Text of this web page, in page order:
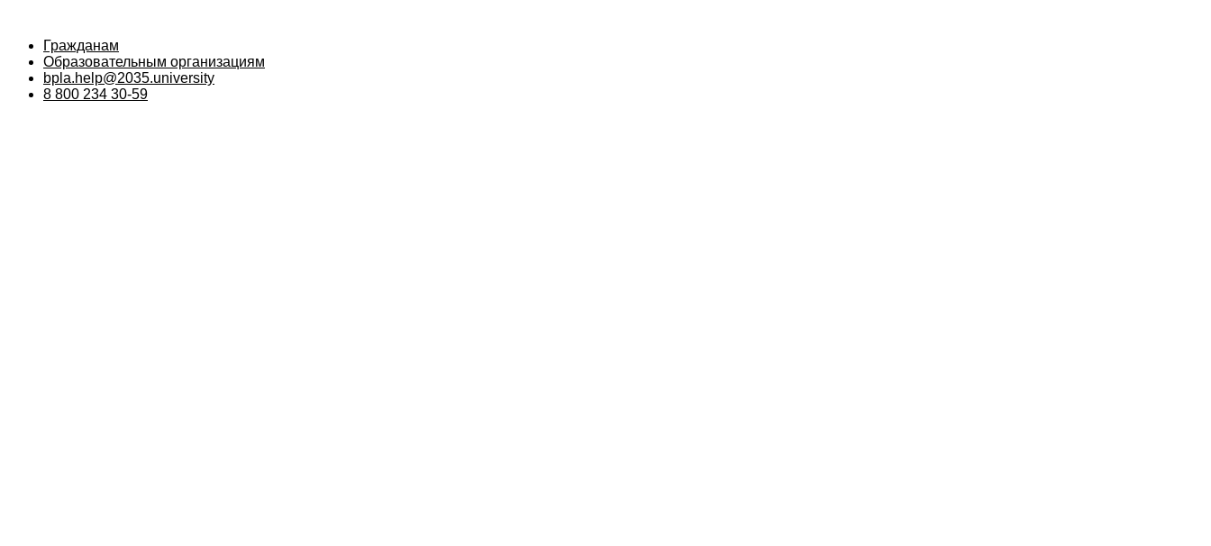
Гражданам
Образовательным организациям
bpla.help@2035.university
8 800 234 30-59